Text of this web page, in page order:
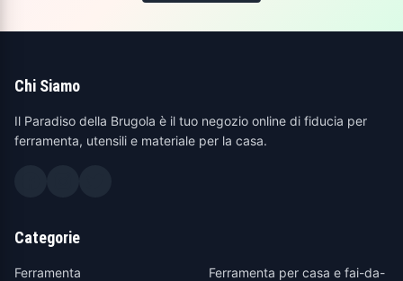
Chi Siamo
Il Paradiso della Brugola è il tuo negozio online di fiducia per
ferramenta, utensili e materiale per la casa.
Categorie
Ferramenta
Ferramenta per casa e fai-da-